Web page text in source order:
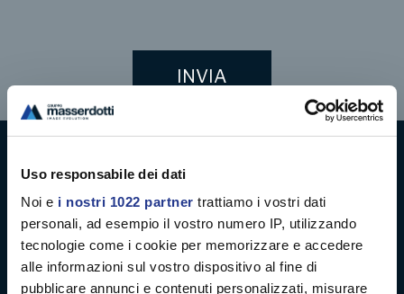
Uso responsabile dei dati
Noi e i nostri 1022 partner trattiamo i vostri dati
personali, ad esempio il vostro numero IP, utilizzando
tecnologie come i cookie per memorizzare e accedere
alle informazioni sul vostro dispositivo al fine di
pubblicare annunci e contenuti personalizzati, misurare
Digital decoration
Digital signage
Soft signage